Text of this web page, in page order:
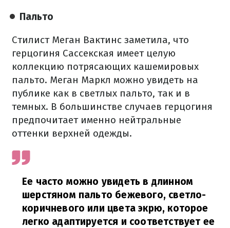
Пальто
Стилист Меган Вактинс заметила, что
герцогиня Сассекская имеет целую
коллекцию потрясающих кашемировых
пальто. Меган Маркл можно увидеть на
публике как в светлых пальто, так и в
темных. В большинстве случаев герцогиня
предпочитает именно нейтральные
оттенки верхней одежды.
Ее часто можно увидеть в длинном
шерстяном пальто бежевого, светло-
коричневого или цвета экрю, которое
легко адаптируется и соответствует ее